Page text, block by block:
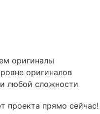
оригиналы
оригиналов
любой сложности
прямо сейчас!